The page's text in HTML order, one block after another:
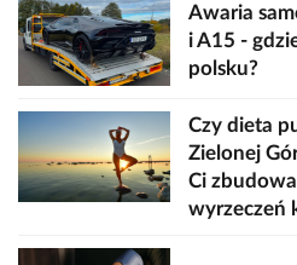
Awaria
i A15 -
polsku?
Czy dieta
Zielonej
Ci
wyrzeczeń